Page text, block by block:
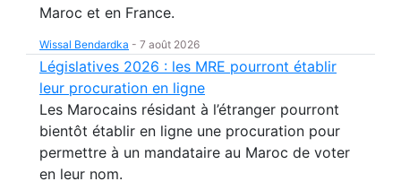
Maroc et en France.
Wissal Bendardka - 7 août 2026
Législatives 2026 : les MRE pourront établir
leur procuration en ligne
Les Marocains résidant à l’étranger pourront
bientôt établir en ligne une procuration pour
permettre à un mandataire au Maroc de voter
en leur nom.